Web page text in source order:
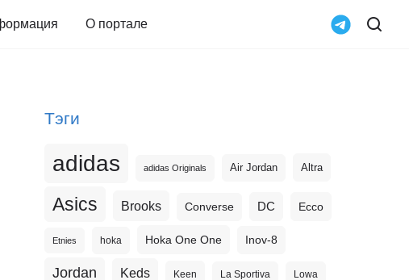
О портале
Тэги
adidas adidas Originals Air Jordan Altra
Asics Brooks Converse DC Ecco
Etnies hoka Hoka One One Inov-8
Jordan Keds Keen La Sportiva Lowa